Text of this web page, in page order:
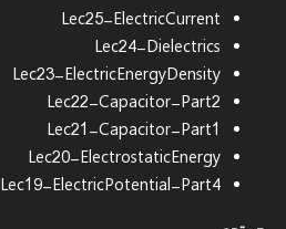
Lec25-ElectricCurrent
Lec24-Dielectrics
Lec23-ElectricEnergyDensity
Lec22-Capacitor-Part2
Lec21-Capacitor-Part1
Lec20-ElectrostaticEnergy
Lec19-ElectricPotential-Part4